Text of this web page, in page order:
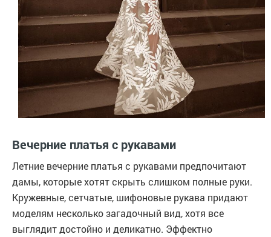
Вечерние платья с рукавами
Летние вечерние платья с рукавами предпочитают
дамы, которые хотят скрыть слишком полные руки.
Кружевные, сетчатые, шифоновые рукава придают
моделям несколько загадочный вид, хотя все
выглядит достойно и деликатно. Эффектно